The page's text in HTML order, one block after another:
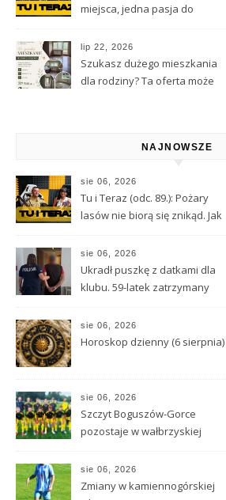
miejsca, jedna pasja do
lip 22, 2026
Szukasz dużego mieszkania
dla rodziny? Ta oferta może
NAJNOWSZE
sie 06, 2026
Tu i Teraz (odc. 89.): Pożary
lasów nie biorą się znikąd. Jak
sie 06, 2026
Ukradł puszkę z datkami dla
klubu. 59-latek zatrzymany
sie 06, 2026
Horoskop dzienny (6 sierpnia)
sie 06, 2026
Szczyt Boguszów-Gorce
pozostaje w wałbrzyskiej
sie 06, 2026
Zmiany w kamiennogórskiej